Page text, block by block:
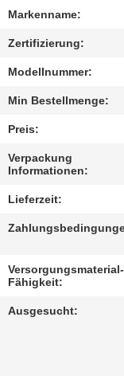
BITTE
UM
EIN
ANGEBOT
Markenname:
Zertifizierung:
Modellnummer:
Min Bestellmenge:
Preis:
Verpackung
Informationen:
Lieferzeit:
Versorgungsmaterial-
Fähigkeit:
Ausgesucht: